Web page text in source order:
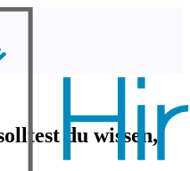
du wissen,